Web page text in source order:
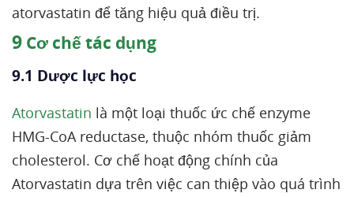
atorvastatin để tăng hiệu quả điều trị.
9 Cơ chế tác dụng
9.1 Dược lực học
Atorvastatin là một loại thuốc ức chế enzyme
HMG-CoA reductase, thuộc nhóm thuốc giảm
cholesterol. Cơ chế hoạt động chính của
Atorvastatin dựa trên việc can thiệp vào quá trình